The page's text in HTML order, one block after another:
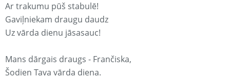
Ar trakumu pūš stabulē!
Gaviļniekam draugu daudz
Uz vārda dienu jāsasauc!
Mans dārgais draugs - Frančiska,
Šodien Tava vārda diena.